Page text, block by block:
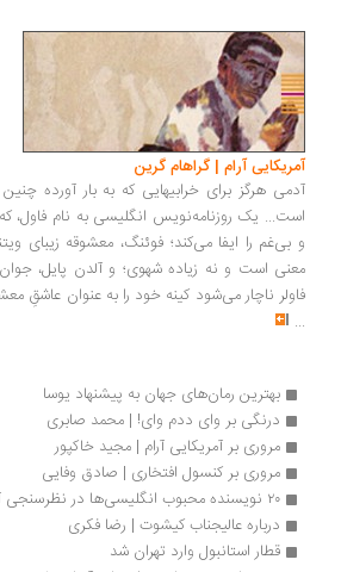
آمریکایی آرام | گراهام گرین
آدمی هرگز برای خرابیهایی که به بار آورده
است... یک روزنامه­‌نویس انگلیسی به نام فاول،
و بی‌­غم را ایفا می­‌کند؛ فوئنگ، معشوقه زیبای
معنی است و نه زیاده شهوی؛ و آلدن پایل،
فاولر ناچار می‌­شود کینه خود را به عنوان عاشقِ
...
بهترین رمان‌های جهان به پیشنهاد یوسا
درنگی بر وای ددم وای! | محمد صابری
مروری بر آمریکایی آرام | مجید خاکپور
مروری بر کنسول افتخاری | صادق وفایی
۲۰ نویسنده محبوب انگلیسی‌ها در نظرسنجی آمازون
درباره عالیجناب کیشوت | رضا فکری
قطار استانبول وارد تهران شد